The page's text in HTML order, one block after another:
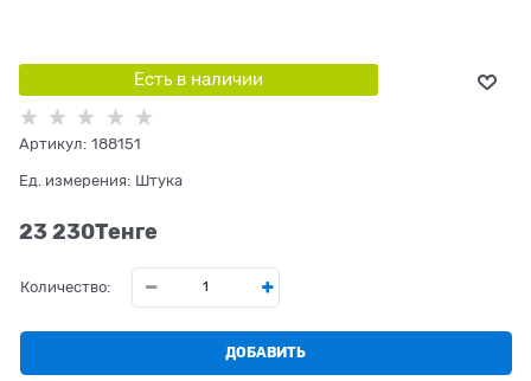
Есть в наличии
Артикул: 188151
Ед. измерения: Штука
23 230Tенге
Количество:
ДОБАВИТЬ